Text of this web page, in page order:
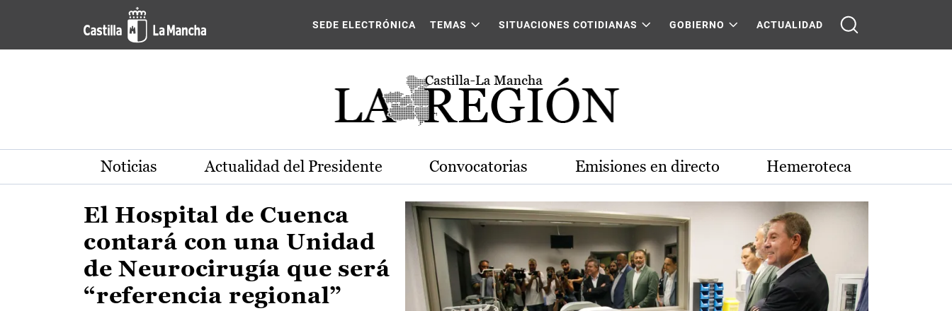
Pasar al contenido principal
Actualidad de la región de Castilla-La Mancha
SEDE ELECTRÓNICA TEMAS SITUACIONES COTIDIANAS GOBIERNO ACTUALIDAD
Noticias Actualidad del Presidente Convocatorias Emisiones en directo Hemeroteca
El Hospital de Cuenca
contará con una Unidad
de Neurocirugía que será
“referencia regional”